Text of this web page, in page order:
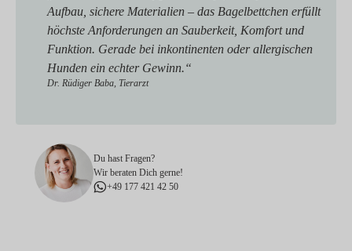
Aufbau, sichere Materialien – das Bagelbettchen erfüllt
höchste Anforderungen an Sauberkeit, Komfort und
Funktion. Gerade bei inkontinenten oder allergischen
Hunden ein echter Gewinn.“
Dr. Rüdiger Baba, Tierarzt
Du hast Fragen?
Wir beraten Dich gerne!
+49 177 421 42 50